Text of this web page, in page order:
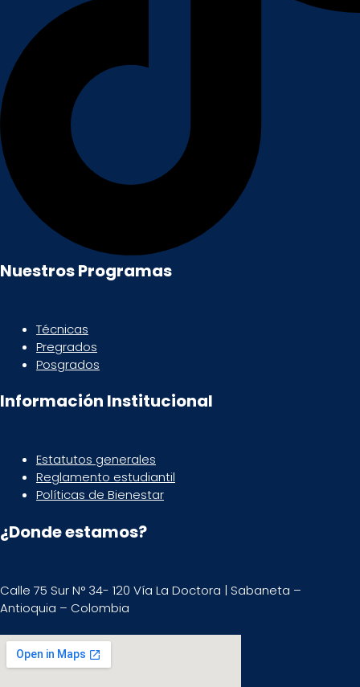
Nuestros Programas
Técnicas
Pregrados
Posgrados
Información Institucional
Estatutos generales
Reglamento estudiantil
Políticas de Bienestar
¿Donde estamos?
Calle 75 Sur N° 34- 120 Vía La Doctora | Sabaneta –
Antioquia – Colombia